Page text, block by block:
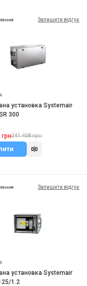
Залишити відгук
установка Systemair
300
241 408 грн
Залишити відгук
установка Systemair
1.2